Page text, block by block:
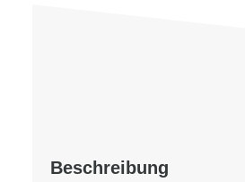
Beschreibung